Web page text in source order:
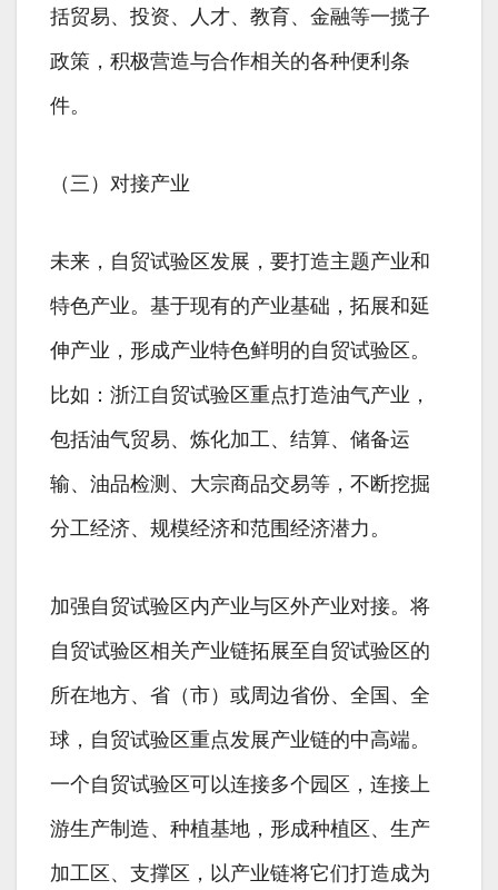
括贸易、投资、人才、教育、金融等一揽子
政策，积极营造与合作相关的各种便利条
件。
（三）对接产业
未来，自贸试验区发展，要打造主题产业和
特色产业。基于现有的产业基础，拓展和延
伸产业，形成产业特色鲜明的自贸试验区。
比如：浙江自贸试验区重点打造油气产业，
包括油气贸易、炼化加工、结算、储备运
输、油品检测、大宗商品交易等，不断挖掘
分工经济、规模经济和范围经济潜力。
加强自贸试验区内产业与区外产业对接。将
自贸试验区相关产业链拓展至自贸试验区的
所在地方、省（市）或周边省份、全国、全
球，自贸试验区重点发展产业链的中高端。
一个自贸试验区可以连接多个园区，连接上
游生产制造、种植基地，形成种植区、生产
加工区、支撑区，以产业链将它们打造成为